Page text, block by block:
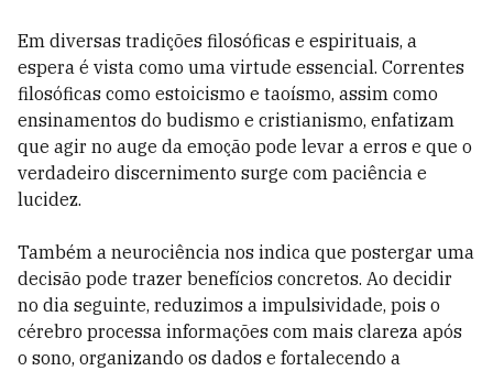
Em diversas tradições filosóficas e espirituais, a
espera é vista como uma virtude essencial. Correntes
filosóficas como estoicismo e taoísmo, assim como
ensinamentos do budismo e cristianismo, enfatizam
que agir no auge da emoção pode levar a erros e que o
verdadeiro discernimento surge com paciência e
lucidez.
Também a neurociência nos indica que postergar uma
decisão pode trazer benefícios concretos. Ao decidir
no dia seguinte, reduzimos a impulsividade, pois o
cérebro processa informações com mais clareza após
o sono, organizando os dados e fortalecendo a